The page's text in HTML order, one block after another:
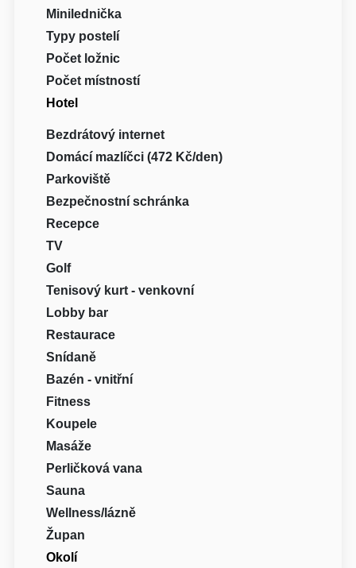
Minilednička
Typy postelí
Počet ložnic
Počet místností
Hotel
Bezdrátový internet
Domácí mazlíčci (472 Kč/den)
Parkoviště
Bezpečnostní schránka
Recepce
TV
Golf
Tenisový kurt - venkovní
Lobby bar
Restaurace
Snídaně
Bazén - vnitřní
Fitness
Koupele
Masáže
Perličková vana
Sauna
Wellness/lázně
Župan
Okolí